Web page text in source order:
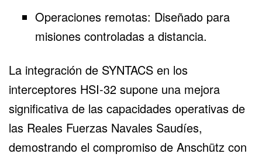
Operaciones remotas: Diseñado para
misiones controladas a distancia.
La integración de SYNTACS en los
interceptores HSI-32 supone una mejora
significativa de las capacidades operativas de
las Reales Fuerzas Navales Saudíes,
demostrando el compromiso de Anschütz con